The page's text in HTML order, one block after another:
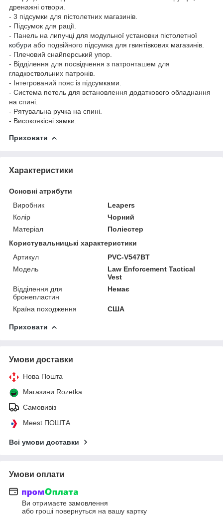
дренажні отвори.
- 3 підсумки для пістолетних магазинів.
- Підсумок для рації.
- Панель на липучці для модульної установки пістолетної
кобури або подвійного підсумка для гвинтівкових магазинів.
- Плечовий снайперський упор.
- Відділення для посвідчення з патронташем для
гладкоствольних патронів.
- Інтегрований пояс із підсумками.
- Система петель для встановлення додаткового обладнання
на спині.
- Рятувальна ручка на спині.
- Високоякісні замки.
Приховати
Характеристики
Основні атрибути
Виробник
Leapers
Колір
Чорний
Матеріал
Поліестер
Користувальницькі характеристики
Артикул
PVC-V547BT
Мoдель
Law Enforcement Tactical
Vest
Відділення для
бронепластин
Немає
Країна походження США
Приховати
Умови доставки
Нова Пошта
Магазини Rozetka
Самовивіз
Meest ПОШТА
Всі умови доставки
Умови оплати
Ви отримаєте замовлення
або гроші повернуться на вашу картку